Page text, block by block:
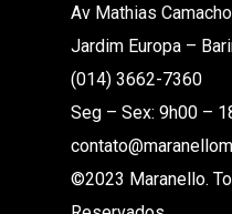
Av Mathias
Jardim Europa –
(014) 3662-7360
Seg – Sex: 9h00 –
©2023 Maranello.